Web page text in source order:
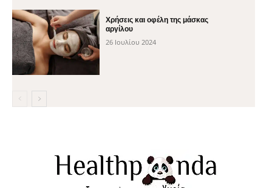
Χρήσεις και οφέλη της μάσκας
αργίλου
26 Ιουλίου 2024